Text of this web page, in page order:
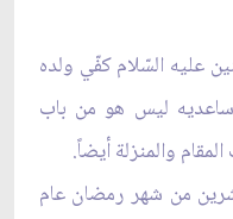
عليه السّلام كفّي ولده
ليس هو من باب
والمنزلة أيضاً.
من شهر رمضان عام